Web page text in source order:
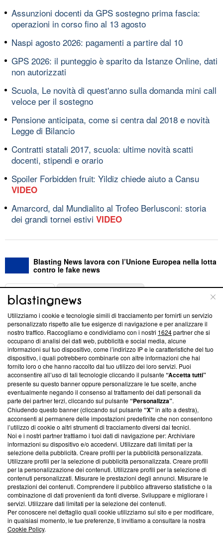
Assunzioni docenti da GPS sostegno prima fascia:
operazioni in corso fino al 13 agosto
Naspi agosto 2026: pagamenti a partire dal 10
GPS 2026: il punteggio è sparito da Istanze Online, dati
non autorizzati
Scuola, Le novità di quest'anno sulla domanda mini call
veloce per il sostegno
Pensione anticipata, come si centra dal 2018 e novità
Legge di Bilancio
Contratti statali 2017, scuola: ultime novità scatti
docenti, stipendi e orario
Spoiler Forbidden fruit: Yildiz chiede aiuto a Cansu
VIDEO
Amarcord, dal Mundialito al Trofeo Berlusconi: storia
dei grandi tornei estivi VIDEO
Blasting News lavora con l’Unione Europea nella lotta
contro le fake news
ABOUT
Questa sezione offre informazioni trasparenti su Blasting
News, sui nostri processi editoriali e su come ci impegniamo a
creare news di qualità. Inoltre, afferma la nostra aderenza a
‘Trust Project - News with Integrity’Blasting News non è
ancora membro del programma, ma ha richiesto di farne
parte; Trust Project non ha ancora effettuato una verifica di
conformità agli standard.
Su di noi
Team editoriale
Corporate
Redazione
Informativa Privacy
Cookie Policy
Blasting SA, IDI CHE-247.845.224, Via Carlo Frasca, 3 - 6900
Lugano (Svizzera) Tel:+39 0690258937
Utilizziamo i cookie e tecnologie simili di tracciamento per fornirti un servizio
personalizzato rispetto alle tue esigenze di navigazione e per analizzare il
nostro traffico. Raccogliamo e condividiamo con i nostri 1624partner che si
occupano di analisi dei dati web, pubblicità e social media, alcune
informazioni sul tuo dispositivo, come l’indirizzo IP e le caratteristiche del tuo
dispositivo, i quali potrebbero combinarle con altre informazioni che hai
fornito loro o che hanno raccolto dal tuo utilizzo dei loro servizi. Puoi
acconsentire all’uso di tali tecnologie cliccando il pulsante“Accetta tutti”
presente su questo banner oppure personalizzare le tue scelte, anche
eventualmente negando il consenso al trattamento dei dati personali da
parte dei partner terzi, cliccando sul pulsante“Personalizza”.
Chiudendo questo banner (cliccando sul pulsante“X”in alto a destra),
acconsenti al permanere delle impostazioni predefinite che non consentono
l’utilizzo di cookie o altri strumenti di tracciamento diversi dai tecnici.
Noi e i nostri partner trattiamo i tuoi dati di navigazione per: Archiviare
informazioni su dispositivo e/o accedervi. Utilizzare dati limitati per la
selezione della pubblicità. Creare profili per la pubblicità personalizzata.
Utilizzare profili per la selezione di pubblicità personalizzata. Creare profili
per la personalizzazione dei contenuti. Utilizzare profili per la selezione di
contenuti personalizzati. Misurare le prestazioni degli annunci. Misurare le
prestazioni dei contenuti. Comprendere il pubblico attraverso statistiche o la
combinazione di dati provenienti da fonti diverse. Sviluppare e migliorare i
servizi. Utilizzare dati limitati per la selezione dei contenuti.
Per conoscere nel dettaglio quali cookie utilizziamo sul sito e per modificare,
in qualsiasi momento, le tue preferenze, ti invitiamo a consultare la nostra
Cookie Policy.